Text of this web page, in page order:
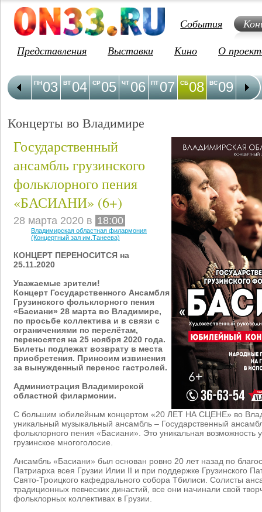
События
Представления
Выставки Кино О
03
ПН 04
ВТ 05
СР 06
ЧТ 07
ПТ 08
СБ 09
ВС 10
ПН
Концерты во Владимире
Государственный
ансамбль грузинского
фольклорного пения
«БАСИАНИ» (6+)
28 марта 2020 в 18:00
Владимирская областная филармония
(Концертный зал им.Танеева)
КОНЦЕРТ ПЕРЕНОСИТСЯ на
25.11.2020
Уважаемые зрители!
Концерт Государственного Ансамбля
Грузинского фольклорного пения
«Басиани» 28 марта во Владимире,
по просьбе коллектива и в связи с
ограничениями по перелётам,
переносятся на 25 ноября 2020 года.
Билеты подлежат возврату в места
приобретения. Приносим извинения
за вынужденный перенос гастролей.
Администрация Владимирской
областной филармонии.
С большим юбилейным концертом «20 ЛЕТ НА СЦЕНЕ» во
уникальный музыкальный ансамбль – Государственный
фольклорного пения «Басиани». Это уникальная возможность
грузинское многоголосие.
Ансамбль «Басиани» был основан ровно 20 лет назад по
Патриарха всея Грузии Илии II и при поддержке Грузинского
Свято-Троицкого кафедрального собора Тбилиси. Солисты
традиционных певческих династий, все они начинали свой
фольклорных коллективах в Грузии.